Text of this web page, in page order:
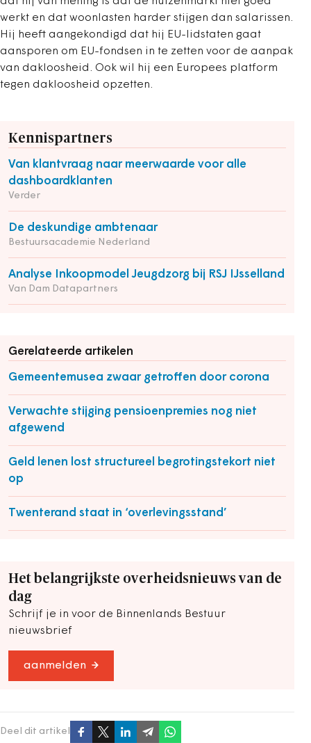
werkt en dat woonlasten harder stijgen dan salarissen.
Hij heeft aangekondigd dat hij EU-lidstaten gaat
aansporen om EU-fondsen in te zetten voor de aanpak
van dakloosheid. Ook wil hij een Europees platform
tegen dakloosheid opzetten.
Kennispartners
Van klantvraag naar meerwaarde voor alle
dashboardklanten
Verder
De deskundige ambtenaar
Bestuursacademie Nederland
Analyse Inkoopmodel Jeugdzorg bij RSJ IJsselland
Van Dam Datapartners
Gerelateerde artikelen
Gemeentemusea zwaar getroffen door corona
Verwachte stijging pensioenpremies nog niet
afgewend
Geld lenen lost structureel begrotingstekort niet
op
Twenterand staat in ‘overlevingsstand’
Het belangrijkste overheidsnieuws van de
dag
Schrijf je in voor de Binnenlands Bestuur
nieuwsbrief
aanmelden
Deel dit artikel